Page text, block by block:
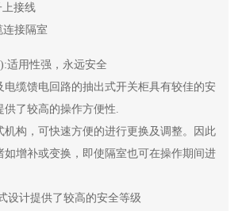
上接线
连接隔室
适用性强，永远安全
电缆馈电回路的抽出式开关柜具有较佳的安
了较高的操作方便性.
机构，可快速方便的进行更换及调整。因此
如增补或变换，即使隔室也可在操作期间进
设计提供了较高的安全等级